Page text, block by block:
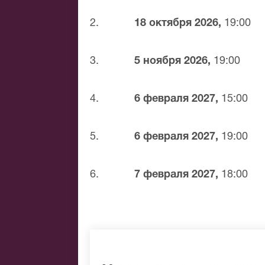
Банковским переводом
удалось найти нужные билеты на
2. 18 октября 2026, 19:00
3. 5 ноября 2026, 19:00
4. 6 февраля 2027, 15:00
5. 6 февраля 2027, 19:00
6. 7 февраля 2027, 18:00